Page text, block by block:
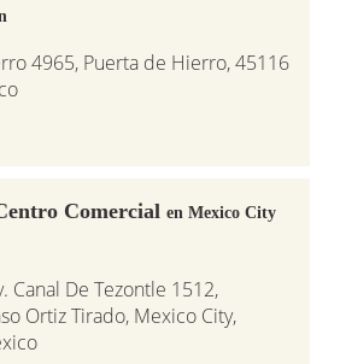
4965, Puerta de Hierro, 45116
Comercial en Mexico City
Canal De Tezontle 1512,
Ortiz Tirado, Mexico City,